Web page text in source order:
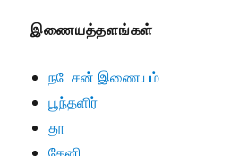
இணையத்தளங்கள்
நடேசன் இணையம்
பூந்தளிர்
தூ
தேனி